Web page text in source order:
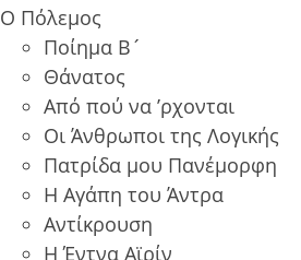
Ο Πόλεμος
Ποίημα B´
Θάνατος
Από πού να ’ρχονται
Οι Άνθρωποι της Λογικής
Πατρίδα μου Πανέμορφη
Η Αγάπη του Άντρα
Αντίκρουση
Η Έντνα Αϊρίν